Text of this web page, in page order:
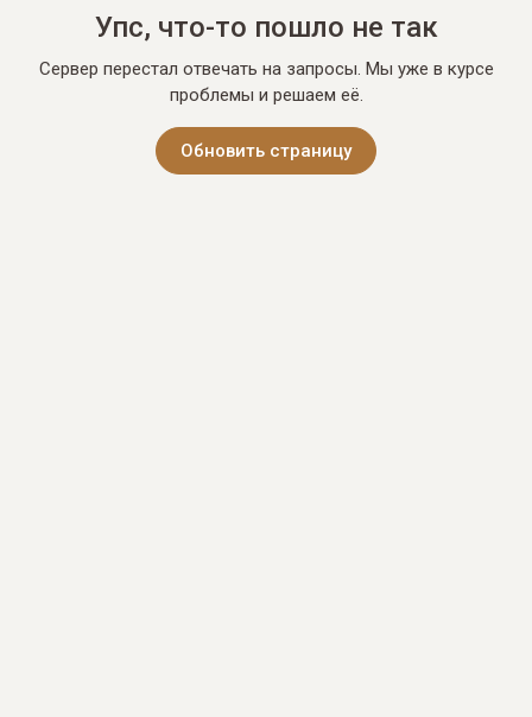
Упс, что-то пошло не так
Сервер перестал отвечать на запросы. Мы уже в курсе
проблемы и решаем её.
Обновить страницу